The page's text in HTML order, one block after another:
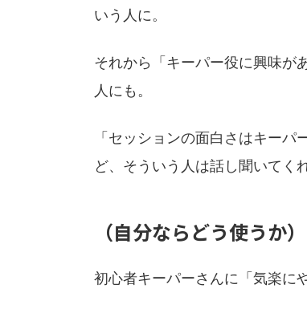
いう人に。
それから「キーパー役に興味が
人にも。
「セッションの面白さはキー
ど、そういう人は話し聞いて
（自分ならどう使うか）
初心者キーパーさんに「気楽に